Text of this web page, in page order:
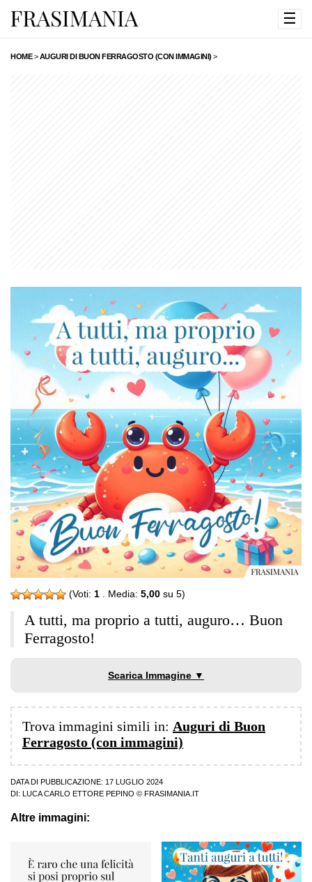
☰
HOME>AUGURI DI BUON FERRAGOSTO (CON IMMAGINI) >
(Voti: 1 . Media: 5,00 su 5)
A tutti, ma proprio a tutti, auguro… Buon
Ferragosto!
Scarica Immagine ▼
Trova immagini simili in: Auguri di Buon
Ferragosto (con immagini)
DATA DI PUBBLICAZIONE: 17 LUGLIO 2024
DI:
LUCA CARLO ETTORE PEPINO © FRASIMANIA.IT
Altre immagini: